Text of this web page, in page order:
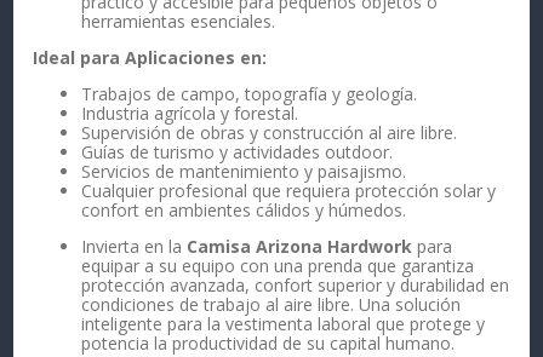
herramientas esenciales.
Ideal para Aplicaciones en:
Trabajos de campo, topografía y geología.
Industria agrícola y forestal.
Supervisión de obras y construcción al aire libre.
Guías de turismo y actividades outdoor.
Servicios de mantenimiento y paisajismo.
Cualquier profesional que requiera protección solar y
confort en ambientes cálidos y húmedos.
Invierta en la Camisa Arizona Hardwork para
equipar a su equipo con una prenda que garantiza
protección avanzada, confort superior y durabilidad en
condiciones de trabajo al aire libre. Una solución
inteligente para la vestimenta laboral que protege y
potencia la productividad de su capital humano.